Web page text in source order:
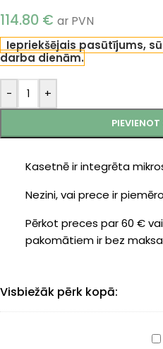
114.80 € ar PVN
Iepriekšējais pasūtījums,
darba dienām.
- +
Kasetnē ir integrēta
Nezini, vai prece ir
Pērkot preces par 60 €
pakomātiem ir bez
Visbiežāk pērk kopā: